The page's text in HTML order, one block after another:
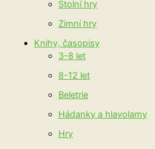
Stolní hry
Zimní hry
Knihy, časopisy
3-8 let
8-12 let
Beletrie
Hádanky a hlavolamy
Hry